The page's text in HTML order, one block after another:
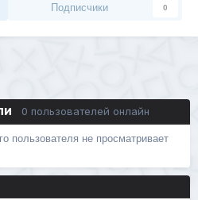
Подписчики 0
0 пользователей онлайн
пользователя не просматривает